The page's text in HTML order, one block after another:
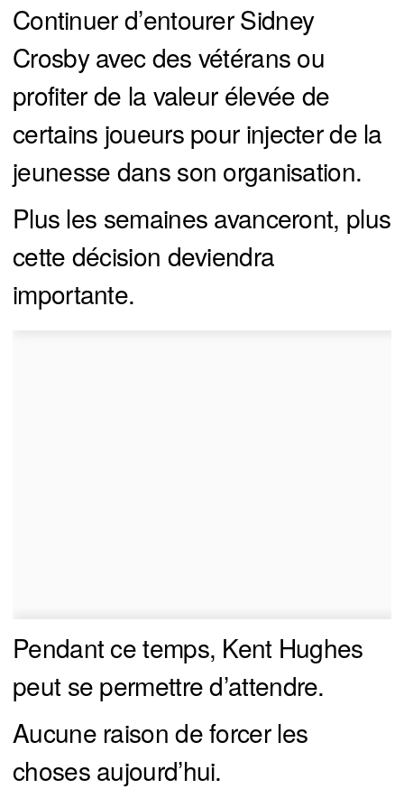
Continuer d’entourer Sidney
Crosby avec des vétérans ou
profiter de la valeur élevée de
certains joueurs pour injecter de la
jeunesse dans son organisation.
Plus les semaines avanceront, plus
cette décision deviendra
importante.
Pendant ce temps, Kent Hughes
peut se permettre d’attendre.
Aucune raison de forcer les
choses aujourd’hui.